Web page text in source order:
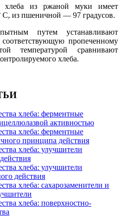
хлеба из ржаной муки имеет
С, из пшеничной — 97 градусов.
путем устанавливают
пропеченному
температурой сравнивают
хлеба.
хлеба: ферментные
активностью
хлеба: ферментные
принципа действия
хлеба: улучшители
хлеба: улучшители
действия
хлеба: сахарозаменители и
хлеба: поверхностно-